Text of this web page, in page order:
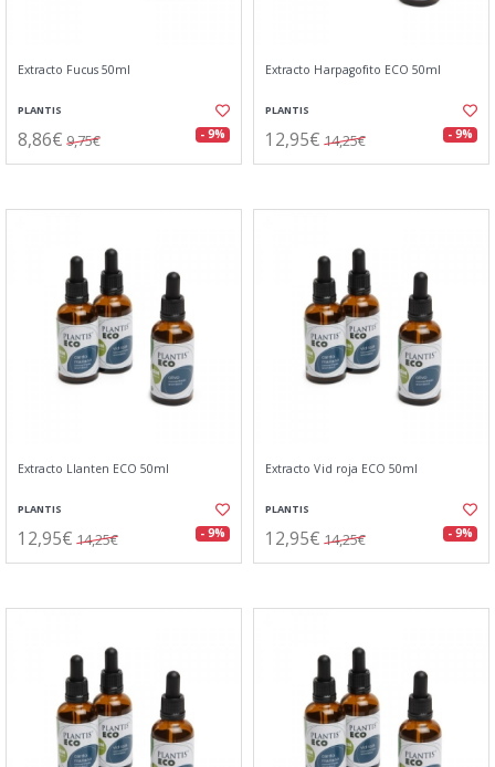
Extracto Fucus 50ml
PLANTIS
8,86€ 9,75€ - 9%
Extracto Harpagofito ECO 50ml
PLANTIS
12,95€ 14,25€ - 9%
Extracto Llanten ECO 50ml
PLANTIS
12,95€ 14,25€ - 9%
Extracto Vid roja ECO 50ml
PLANTIS
12,95€ 14,25€ - 9%